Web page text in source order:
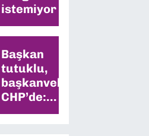
istemiyor
Başkan
tutuklu,
başkanvekili
CHP’de:
Meclis